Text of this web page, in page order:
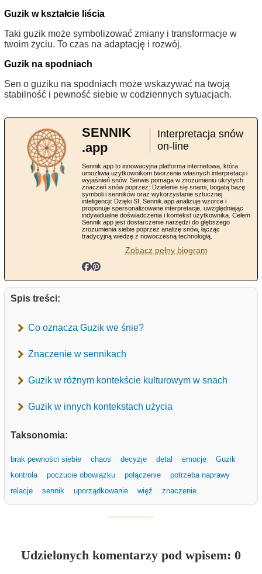
Guzik w kształcie liścia
Taki guzik może symbolizować zmiany i transformacje w
twoim życiu. To czas na adaptację i rozwój.
Guzik na spodniach
Sen o guziku na spodniach może wskazywać na twoją
stabilność i pewność siebie w codziennych sytuacjach.
SENNIK
.app
Interpretacja snów
on-line
Sennik.app to innowacyjna platforma internetowa, która
umożliwia użytkownikom tworzenie własnych interpretacji i
wyjaśnień snów. Serwis pomaga w zrozumieniu ukrytych
znaczeń snów poprzez: Dzielenie się snami, bogatą bazę
symboli i senników oraz wykorzystanie sztucznej
inteligencji: Dzięki SI, Sennik.app analizuje wzorce i
proponuje spersonalizowane interpretacje, uwzględniając
indywidualne doświadczenia i kontekst użytkownika. Celem
Sennik.app jest dostarczenie narzędzi do głębszego
zrozumienia siebie poprzez analizę snów, łącząc
tradycyjną wiedzę z nowoczesną technologią.
Zobacz pełny biogram
Spis treści:
Co oznacza Guzik we śnie?
Znaczenie w sennikach
Guzik w różnym kontekście kulturowym w snach
Guzik w innych kontekstach użycia
Taksonomia:
brak pewności siebie chaos decyzje detal emocje
Guzik
kontrola
poczucie obowiązku połączenie
potrzeba naprawy
relacje
sennik uporządkowanie więź znaczenie
Udzielonych komentarzy pod wpisem: 0